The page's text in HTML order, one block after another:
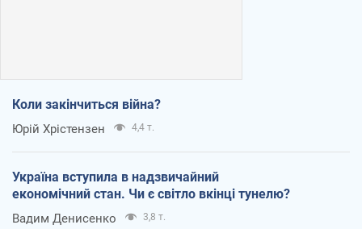
Коли закінчиться війна?
Юрій Хрістензен 4,4 т.
Україна вступила в надзвичайний
економічний стан. Чи є світло вкінці тунелю?
Вадим Денисенко 3,8 т.